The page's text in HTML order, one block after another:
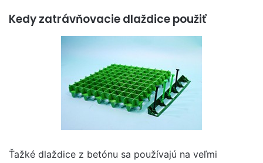
Kedy zatrávňovacie dlaždice použiť
Ťažké dlaždice z betónu sa používajú na veľmi